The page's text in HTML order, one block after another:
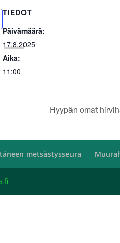
TIEDOT
Päivämäärä:
17.8.2025
Aika:
11:00
Hyypän omat
metsästysseura